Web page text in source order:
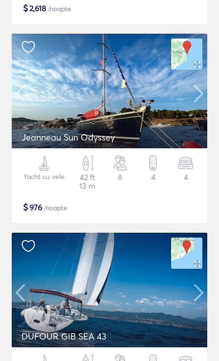
$2,618 /noapte
Jeanneau Sun Odyssey
Yacht cu vele
42 ft
13 m
8 4 4
$976 /noapte
DUFOUR GIB SEA 43